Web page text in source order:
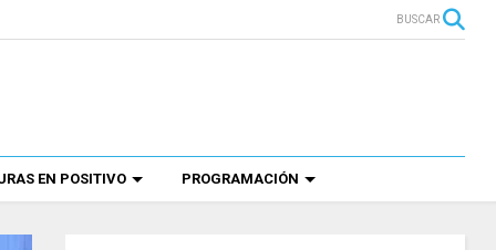
BUSCAR
EN POSITIVO PROGRAMACIÓN